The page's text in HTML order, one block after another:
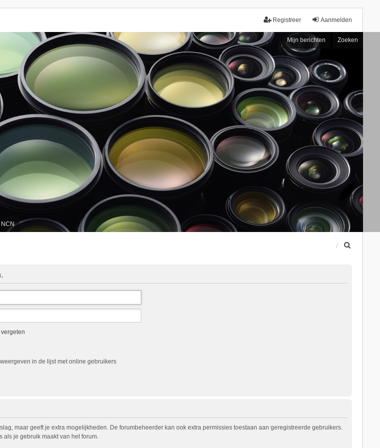
Aanmelden
Registreer
Mijn berichten Zoeken
NCN
in de lijst met online gebruikers
maar geeft je extra mogelijkheden. De forumbeheerder kan ook extra permissies toestaan aan geregistreerde gebruikers.
je gebruik maakt van het forum.